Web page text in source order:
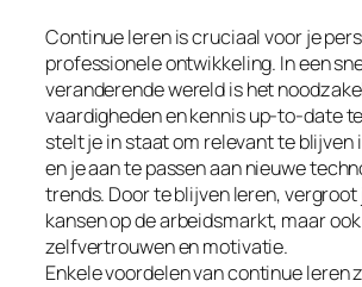
Continue leren is cruciaal voor je
professionele ontwikkeling. In een
veranderende wereld is het
vaardigheden en kennis up-to-date
stelt je in staat om relevant te blijven
en je aan te passen aan nieuwe
trends. Door te blijven leren,
kansen op de arbeidsmarkt, maar
zelfvertrouwen en motivatie.
Enkele voordelen van continue leren